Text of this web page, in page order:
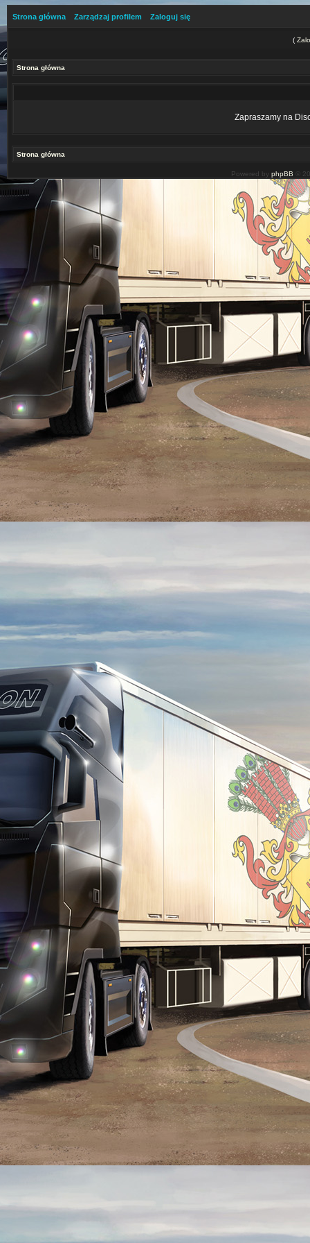
Strona główna Zarządzaj profilem Zaloguj się
(
Strona główna
Zapraszamy na
Strona główna
Powered by phpBB ©